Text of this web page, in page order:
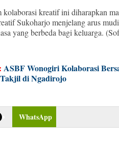
kolaborasi kreatif ini diharapkan
Sukoharjo menjelang arus
yang berbeda bagi keluarga.
ASBF Wonogiri Kolaborasi
di Ngadirojo
WhatsApp